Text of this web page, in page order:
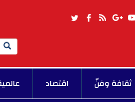
Search
ثقافة وفنّ اقتصاد